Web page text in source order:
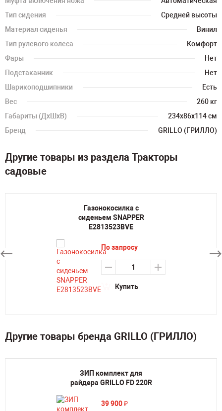
Тип сидения
Cредней высоты
Материал сиденья
Винил
Тип рулевого колеса
Комфорт
Фары
Нет
Подстаканник
Нет
Шарикоподшипники
Есть
Вес
260 кг
Габариты (ДхШхВ)
234х86х114 см
Бренд
GRILLO (ГРИЛЛО)
Другие товары из раздела Тракторы
садовые
Газонокосилка с
сиденьем SNAPPER
E2813523BVE
По запросу
Купить
Другие товары бренда GRILLO (ГРИЛЛО)
ЗИП комплект для
райдера GRILLO FD 220R
39 900₽